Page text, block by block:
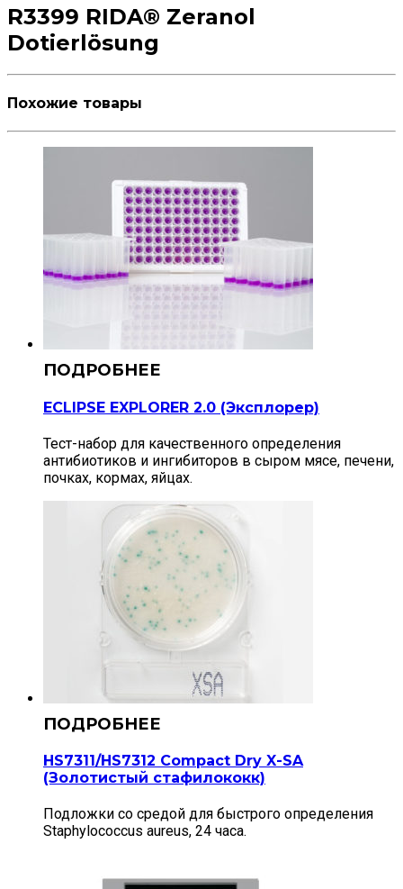
R3399 RIDA® Zeranol
Dotierlösung
Похожие товары
ECLIPSE EXPLORER 2.0 (Эксплорер)
Тест-набор для качественного определения
антибиотиков и ингибиторов в сыром мясе, печени,
почках, кормах, яйцах.
HS7311/HS7312 Compact Dry X-SA
(Золотистый стафилококк)
Подложки со средой для быстрого определения
Staphylococcus aureus, 24 часа.